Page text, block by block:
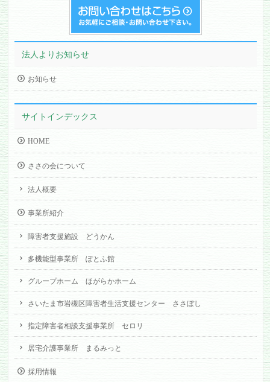
法人よりお知らせ
お知らせ
サイトインデックス
HOME
ささの会について
法人概要
事業所紹介
障害者支援施設 どうかん
多機能型事業所 ぽとふ館
グループホーム ほがらかホーム
さいたま市岩槻区障害者生活支援センター ささぼし
指定障害者相談支援事業所 セロリ
居宅介護事業所 まるみっと
採用情報